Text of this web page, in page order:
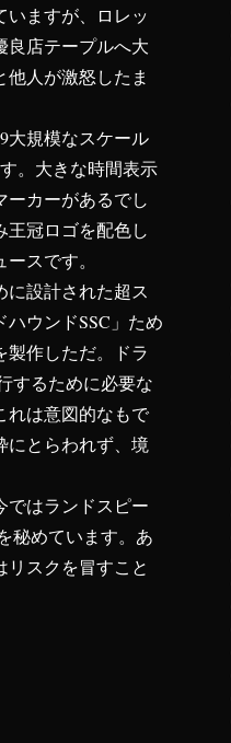
いますが、ロレッ
良店テープルへ大
人が激怒したま
大規模なスケール
。大きな時間表示
ーカーがあるでし
王冠ロゴを配色し
スです。
に設計された超ス
ウンドSSC」ため
製作しただ。ドラ
するために必要な
れは意図的なもで
にとらわれず、境
ではランドスピー
秘めています。あ
スクを冒すこと